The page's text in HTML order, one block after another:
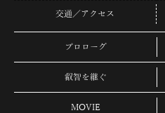
交通／アクセス
プロローグ
叡智を継ぐ
MOVIE